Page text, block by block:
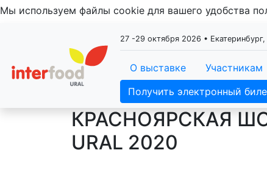
Мы используем файлы cookie для вашего удобства
27 -29 октября 2026 •
О выставке Участникам
Получить электронный
КРАСНОЯРСКАЯ
URAL 2020